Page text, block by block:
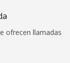
ofrecen llamadas